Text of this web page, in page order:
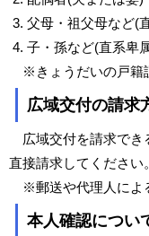
父母・祖父母など(
子・孫など(直系卑
※きょうだいの戸籍
広域交付の請求
広域交付を請求でき
直接請求してください。
※郵送や代理人によ
本人確認につい